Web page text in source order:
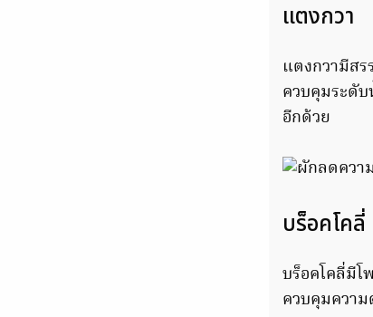
แตงกวา
แตงกวามีส
ควบคุมระดั
อีกด้วย
บร็อคโคลี่
บร็อคโคลี่มีโ
ควบคุมความ